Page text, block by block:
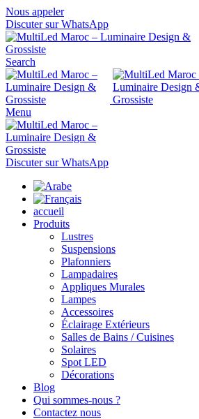
Nous appeler
Discuter sur WhatsApp
Search
Menu
Discuter sur WhatsApp
accueil
Produits
Lustres
Suspensions
Plafonniers
Lampadaires
Appliques Murales
Lampes
Accessoires
Éclairage Extérieurs
Salles de Bains / Cuisines
Solaires
Spot LED
Décorations
Blog
Qui sommes-nous ?
Contactez nous